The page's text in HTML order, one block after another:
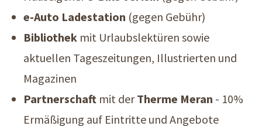
e-Auto Ladestation (gegen Gebühr)
Bibliothek mit Urlaubslektüren sowie
aktuellen Tageszeitungen, Illustrierten und
Magazinen
Partnerschaft mit derTherme Meran - 10%
Ermäßigung auf Eintritte und Angebote